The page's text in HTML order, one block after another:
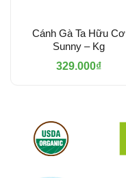
Cánh Gà Ta Hữu Cơ
Sunny – Kg
329.000₫